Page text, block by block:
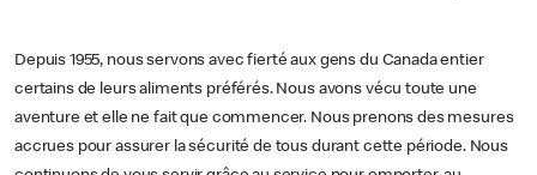
Depuis 1955, nous servons avec fierté aux gens du Canada entier
certains de leurs aliments préférés. Nous avons vécu toute une
aventure et elle ne fait que commencer. Nous prenons des mesures
accrues pour assurer la sécurité de tous durant cette période. Nous